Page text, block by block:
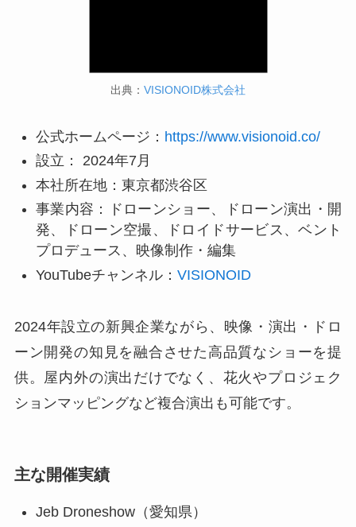
出典： VISIONOID株式会社
公式ホームページ： https://www.visionoid.co/
設立： 2024年7月
本社所在地：東京都渋谷区
事業内容：ドローンショー、ドローン演出・開
発、ドローン空撮、ドロイドサービス、ベント
プロデュース、映像制作・編集
YouTubeチャンネル： VISIONOID
2024年設立の新興企業ながら、映像・演出・ドロ
ーン開発の知見を融合させた高品質なショーを提
供。屋内外の演出だけでなく、花火やプロジェク
ションマッピングなど複合演出も可能です。
主な開催実績
Jeb Droneshow（愛知県）